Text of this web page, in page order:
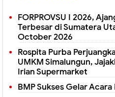
FORPROVSU I 2026,
Terbesar di Sumatera
October 2026
Rospita Purba
UMKM Simalungun,
Irian Supermarket
BMP Sukses Gelar